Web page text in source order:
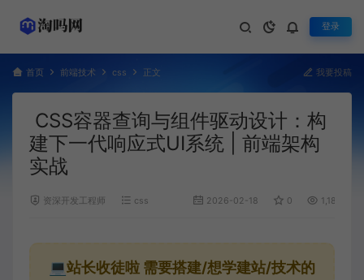
登录
首页 前端技术 css 正文 我要投稿
CSS容器查询与组件驱动设计：构
建下一代响应式UI系统 | 前端架构
实战
资深开发工程师 css 2026-02-18 0 1,187
💻站长收徒啦 需要搭建/想学建站/技术的